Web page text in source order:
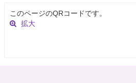
このページのQRコードです。
拡大